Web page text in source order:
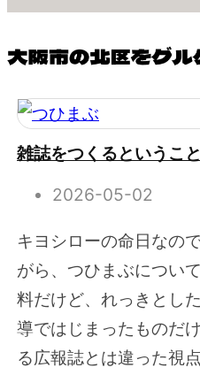
雑誌をつくるということ
2026-05-02
キヨシローの命日なの
がら、つひまぶについ
料だけど、れっきとし
導ではじまったものだ
る広報誌とは違った視